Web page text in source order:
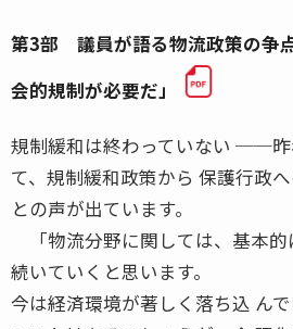
第3部 議員が語る物流政策の争
会的規制が必要だ」
規制緩和は終わっていない ──昨
て、規制緩和政策から 保護行政
との声が出ています。
「物流分野に関しては、基本的
続いていくと思います。
今は経済環境が著しく落ち込 ん